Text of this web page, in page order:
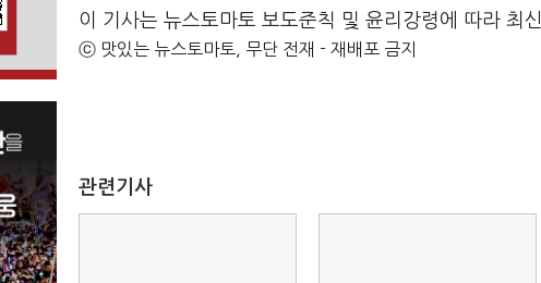
이 기사는 뉴스토마토 보도준칙 및 윤리강령에 따라 최
ⓒ 맛있는 뉴스토마토, 무단 전재 - 재배포 금지
관련기사